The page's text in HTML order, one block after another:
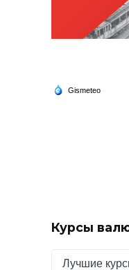
Курсы
Лучшие